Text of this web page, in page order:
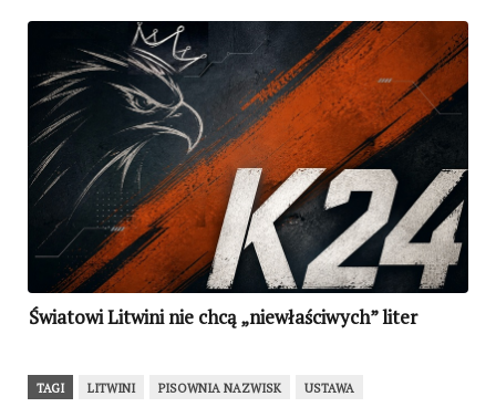
Światowi Litwini nie chcą „niewłaściwych” liter
TAGI LITWINI PISOWNIA NAZWISK USTAWA